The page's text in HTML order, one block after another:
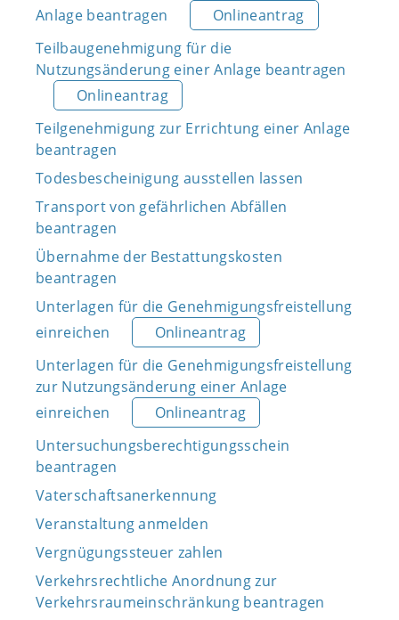
Anlage beantragen
Onlineantrag
Teilbaugenehmigung für die
Nutzungsänderung einer Anlage beantragen
Onlineantrag
Teilgenehmigung zur Errichtung einer Anlage
beantragen
Todesbescheinigung ausstellen lassen
Transport von gefährlichen Abfällen
beantragen
Übernahme der Bestattungskosten
beantragen
Unterlagen für die Genehmigungsfreistellung
einreichen
Onlineantrag
Unterlagen für die Genehmigungsfreistellung
zur Nutzungsänderung einer Anlage
einreichen
Onlineantrag
Untersuchungsberechtigungsschein
beantragen
Vaterschaftsanerkennung
Veranstaltung anmelden
Vergnügungssteuer zahlen
Verkehrsrechtliche Anordnung zur
Verkehrsraumeinschränkung beantragen